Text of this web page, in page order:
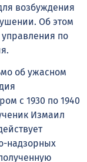
возбуждения
Об этом
по
об ужасном
с 1930 по 1940
Измаил
надзорных